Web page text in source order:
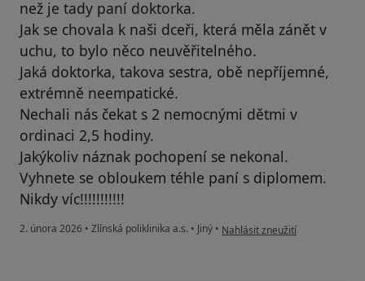
než je tady paní doktorka.
Jak se chovala k naši dceři, která měla zánět v
uchu, to bylo něco neuvěřitelného.
Jaká doktorka, takova sestra, obě nepříjemné,
extrémně neempatické.
Nechali nás čekat s 2 nemocnými dětmi v
ordinaci 2,5 hodiny.
Jakýkoliv náznak pochopení se nekonal.
Vyhnete se obloukem téhle paní s diplomem.
Nikdy víc!!!!!!!!!!!
2. února 2026 • Zlínská poliklinika a.s. • Jiný • podle názoru uživatele David
Nahlásit zneužití